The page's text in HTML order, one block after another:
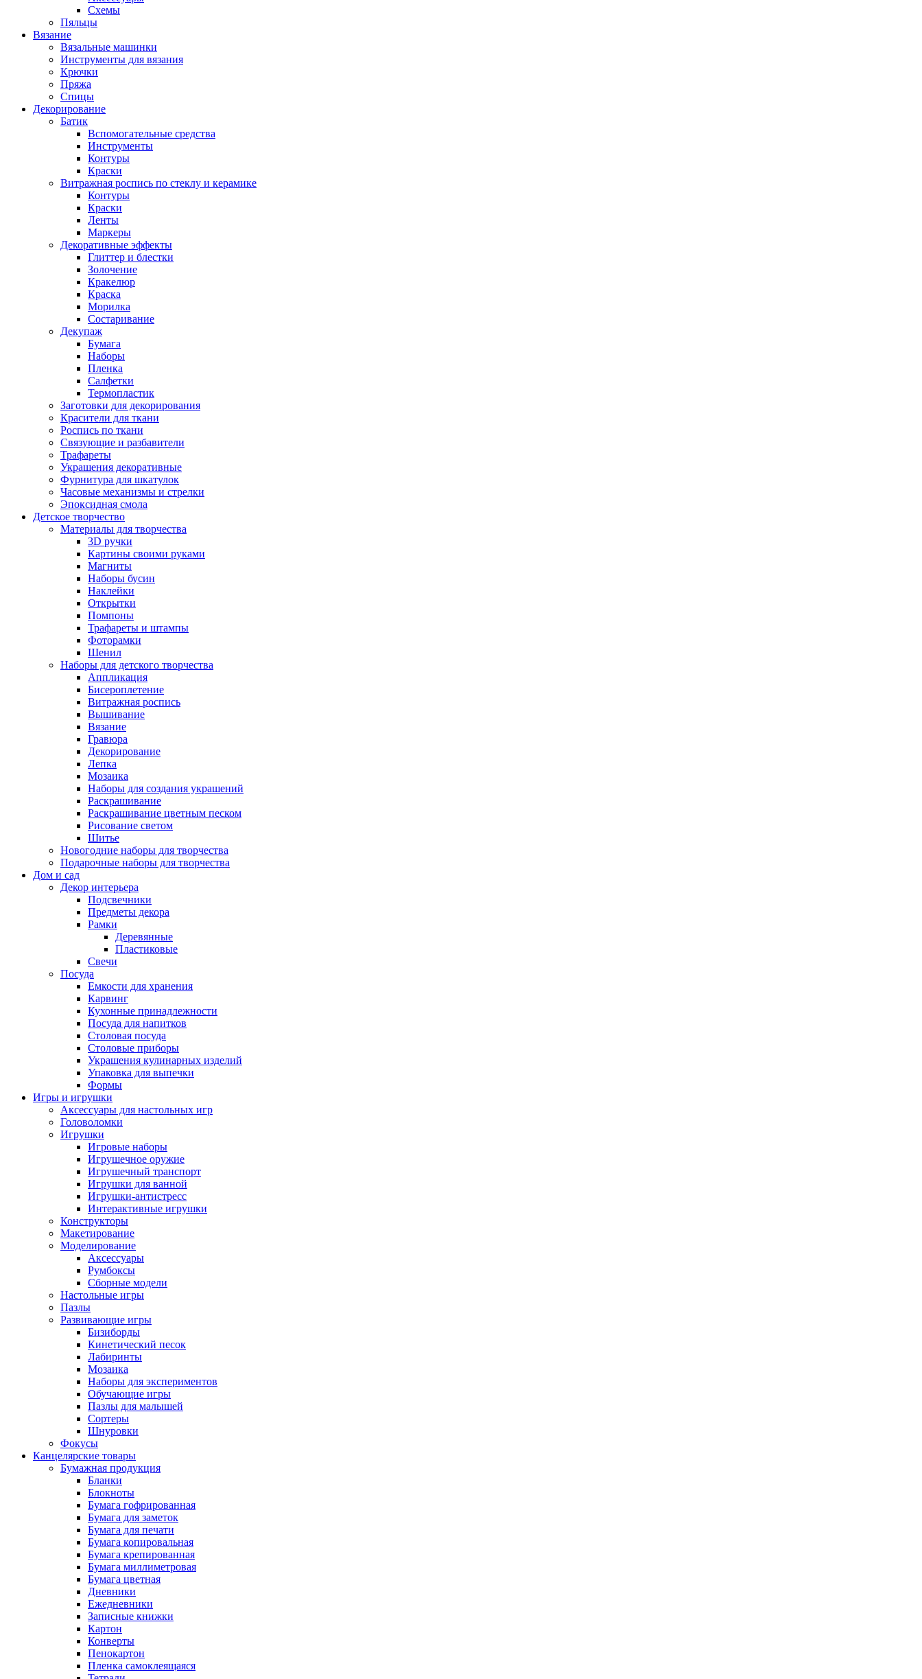
Схемы
Пяльцы
Вязание
Вязальные машинки
Инструменты для вязания
Крючки
Пряжа
Спицы
Декорирование
Батик
Вспомогательные средства
Инструменты
Контуры
Краски
Витражная роспись по стеклу и керамике
Контуры
Краски
Ленты
Маркеры
Декоративные эффекты
Глиттер и блестки
Золочение
Кракелюр
Краска
Морилка
Состаривание
Декупаж
Бумага
Наборы
Пленка
Салфетки
Термопластик
Заготовки для декорирования
Красители для ткани
Роспись по ткани
Связующие и разбавители
Трафареты
Украшения декоративные
Фурнитура для шкатулок
Часовые механизмы и стрелки
Эпоксидная смола
Детское творчество
Материалы для творчества
3D ручки
Картины своими руками
Магниты
Наборы бусин
Наклейки
Открытки
Помпоны
Трафареты и штампы
Фоторамки
Шенил
Наборы для детского творчества
Аппликация
Бисероплетение
Витражная роспись
Вышивание
Вязание
Гравюра
Декорирование
Лепка
Мозаика
Наборы для создания украшений
Раскрашивание
Раскрашивание цветным песком
Рисование светом
Шитье
Новогодние наборы для творчества
Подарочные наборы для творчества
Дом и сад
Декор интерьера
Подсвечники
Предметы декора
Рамки
Деревянные
Пластиковые
Свечи
Посуда
Емкости для хранения
Карвинг
Кухонные принадлежности
Посуда для напитков
Столовая посуда
Столовые приборы
Украшения кулинарных изделий
Упаковка для выпечки
Формы
Игры и игрушки
Аксессуары для настольных игр
Головоломки
Игрушки
Игровые наборы
Игрушечное оружие
Игрушечный транспорт
Игрушки для ванной
Игрушки-антистресс
Интерактивные игрушки
Конструкторы
Макетирование
Моделирование
Аксессуары
Румбоксы
Сборные модели
Настольные игры
Пазлы
Развивающие игры
Бизиборды
Кинетический песок
Лабиринты
Мозаика
Наборы для экспериментов
Обучающие игры
Пазлы для малышей
Сортеры
Шнуровки
Фокусы
Канцелярские товары
Бумажная продукция
Бланки
Блокноты
Бумага гофрированная
Бумага для заметок
Бумага для печати
Бумага копировальная
Бумага крепированная
Бумага миллиметровая
Бумага цветная
Дневники
Ежедневники
Записные книжки
Картон
Конверты
Пенокартон
Пленка самоклеящаяся